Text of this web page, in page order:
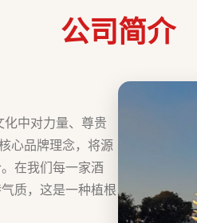
公司简介
中对力量、尊贵
心品牌理念，将源
在我们每一家酒
质，这是一种植根